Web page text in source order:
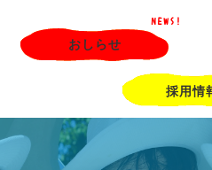
おしらせ
NEWS!
採用情